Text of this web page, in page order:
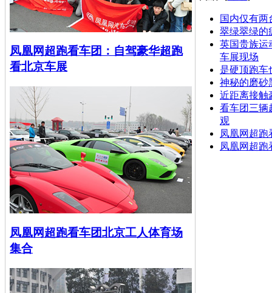
凤凰网超跑看车团：自驾豪华超跑
看北京车展
凤凰网超跑看车团北京工人体育场
集合
国内仅有两
翠绿翠绿的
英国贵族运
车展现场
是硬顶跑车
神秘的磨砂
近距离接触
看车团三辆
观
凤凰网超跑
凤凰网超跑